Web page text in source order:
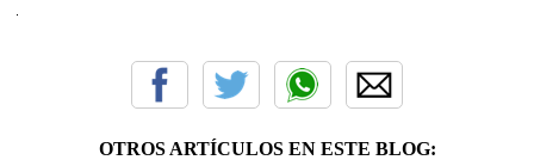
OTROS ARTÍCULOS EN ESTE BLOG: